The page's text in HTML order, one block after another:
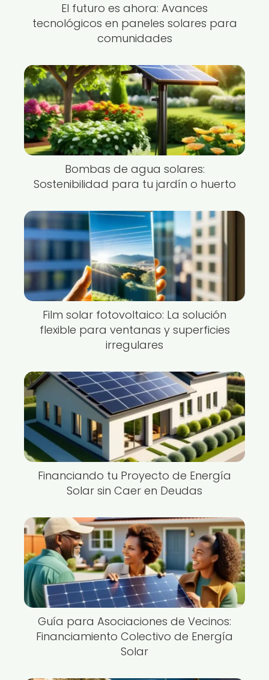
El futuro es ahora: Avances
tecnológicos en paneles solares para
comunidades
Bombas de agua solares:
Sostenibilidad para tu jardín o huerto
Film solar fotovoltaico: La solución
flexible para ventanas y superficies
irregulares
Financiando tu Proyecto de Energía
Solar sin Caer en Deudas
Guía para Asociaciones de Vecinos:
Financiamiento Colectivo de Energía
Solar